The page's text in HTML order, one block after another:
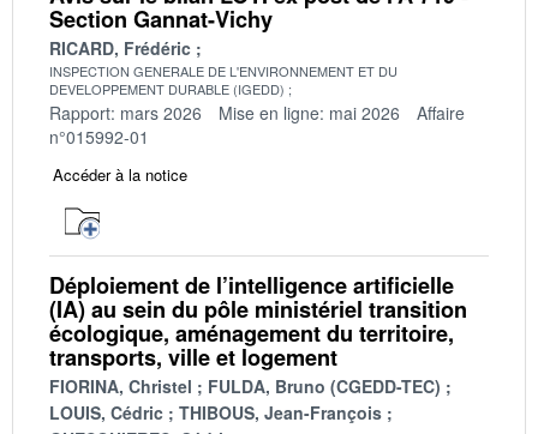
Section Gannat-Vichy
RICARD, Frédéric
INSPECTION GENERALE DE L'ENVIRONNEMENT ET DU
DEVELOPPEMENT DURABLE (IGEDD)
Rapport: mars 2026 Mise en ligne: mai 2026
Affaire
n°015992-01
Accéder à la notice
Déploiement de l’intelligence artificielle
(IA) au sein du pôle ministériel transition
écologique, aménagement du territoire,
transports, ville et logement
FIORINA, Christel
FULDA, Bruno (CGEDD-TEC)
LOUIS, Cédric
THIBOUS, Jean-François